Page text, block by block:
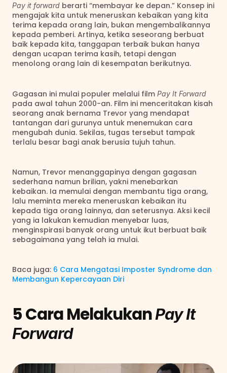
Pay it forward berarti “membayar ke depan.” Konsep ini
mengajak kita untuk meneruskan kebaikan yang kita
terima kepada orang lain, bukan mengembalikannya
kepada pemberi. Artinya, ketika seseorang berbuat
baik kepada kita, tanggapan terbaik bukan hanya
dengan ucapan terima kasih, tetapi dengan
menolong orang lain di kesempatan berikutnya.
Gagasan ini mulai populer melalui film Pay It Forward
pada awal tahun 2000-an. Film ini menceritakan kisah
seorang anak bernama Trevor yang mendapat
tantangan dari gurunya untuk menemukan cara
mengubah dunia. Sekilas, tugas tersebut tampak
terlalu besar bagi anak berusia tujuh tahun.
Namun, Trevor menanggapinya dengan gagasan
sederhana namun brilian, yakni menebarkan
kebaikan. Ia memulai dengan membantu tiga orang,
lalu meminta mereka meneruskan kebaikan itu
kepada tiga orang lainnya, dan seterusnya. Aksi kecil
yang ia lakukan kemudian menyebar luas,
menginspirasi banyak orang untuk ikut berbuat baik
sebagaimana yang telah ia mulai.
Baca juga: 6 Cara Mengatasi Imposter Syndrome dan
Membangun Kepercayaan Diri
5 Cara Melakukan Pay It
Forward